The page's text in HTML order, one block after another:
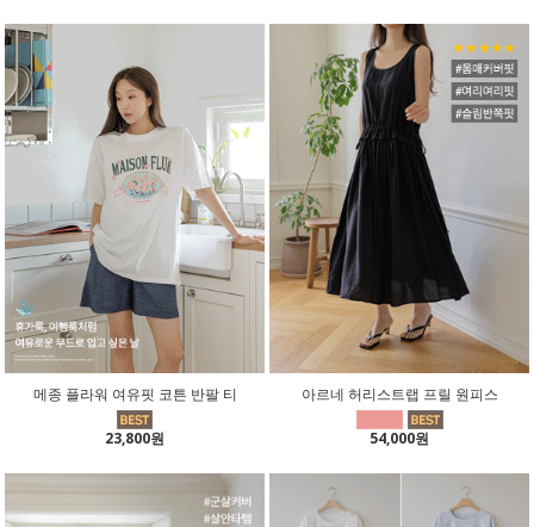
메종 플라워 여유핏 코튼 반팔 티
23,800원
아르네 허리스트랩 프릴 원피스
54,000원